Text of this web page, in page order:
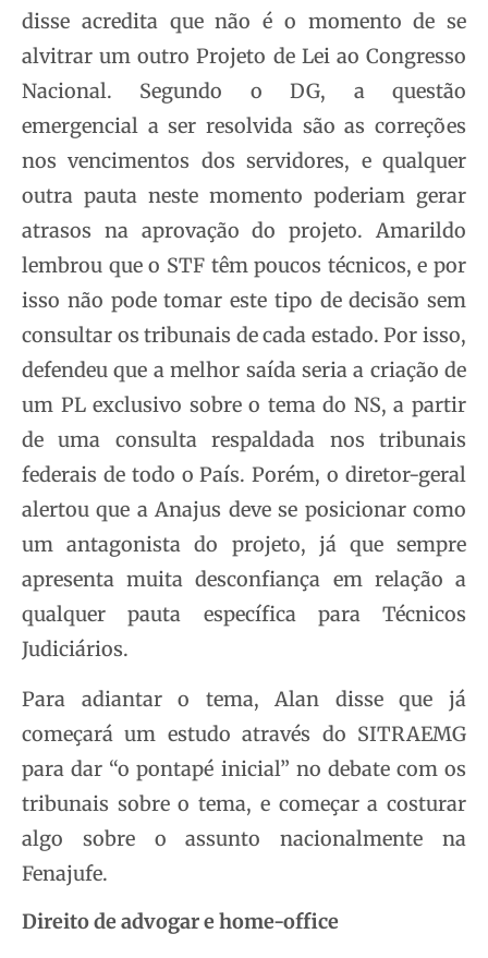
disse acredita que não é o momento de se
alvitrar um outro Projeto de Lei ao Congresso
Nacional. Segundo o DG, a questão
emergencial a ser resolvida são as correções
nos vencimentos dos servidores, e qualquer
outra pauta neste momento poderiam gerar
atrasos na aprovação do projeto. Amarildo
lembrou que o STF têm poucos técnicos, e por
isso não pode tomar este tipo de decisão sem
consultar os tribunais de cada estado. Por isso,
defendeu que a melhor saída seria a criação de
um PL exclusivo sobre o tema do NS, a partir
de uma consulta respaldada nos tribunais
federais de todo o País. Porém, o diretor-geral
alertou que a Anajus deve se posicionar como
um antagonista do projeto, já que sempre
apresenta muita desconfiança em relação a
qualquer pauta específica para Técnicos
Judiciários.
Para adiantar o tema, Alan disse que já
começará um estudo através do SITRAEMG
para dar “o pontapé inicial” no debate com os
tribunais sobre o tema, e começar a costurar
algo sobre o assunto nacionalmente na
Fenajufe.
Direito de advogar e home-office